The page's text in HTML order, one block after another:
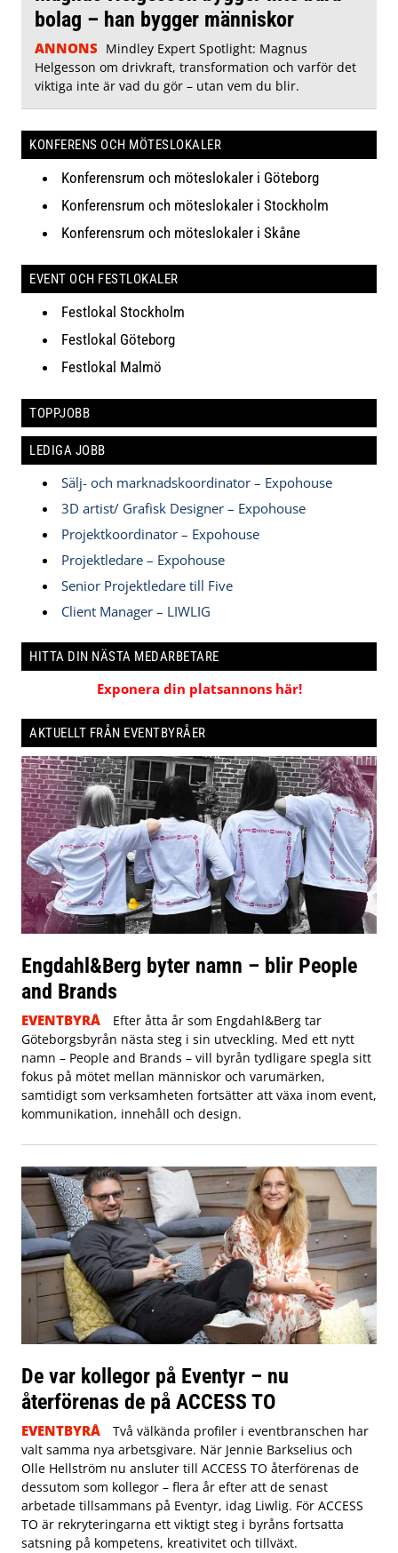
bolag – han bygger människor
ANNONS Mindley Expert Spotlight: Magnus
Helgesson om drivkraft, transformation och varför det
viktiga inte är vad du gör – utan vem du blir.
KONFERENS OCH MÖTESLOKALER
Konferensrum och möteslokaler i Göteborg
Konferensrum och möteslokaler i Stockholm
Konferensrum och möteslokaler i Skåne
EVENT OCH FESTLOKALER
Festlokal Stockholm
Festlokal Göteborg
Festlokal Malmö
TOPPJOBB
LEDIGA JOBB
Sälj- och marknadskoordinator – Expohouse
3D artist/ Grafisk Designer – Expohouse
Projektkoordinator – Expohouse
Projektledare – Expohouse
Senior Projektledare till Five
Client Manager – LIWLIG
HITTA DIN NÄSTA MEDARBETARE
Exponera din platsannons här!
AKTUELLT FRÅN EVENTBYRÅER
Engdahl&Berg byter namn – blir People
and Brands
EVENTBYRÅ
Efter åtta år som Engdahl&Berg tar
Göteborgsbyrån nästa steg i sin utveckling. Med ett nytt
namn – People and Brands – vill byrån tydligare spegla sitt
fokus på mötet mellan människor och varumärken,
samtidigt som verksamheten fortsätter att växa inom event,
kommunikation, innehåll och design.
De var kollegor på Eventyr – nu
återförenas de på ACCESS TO
EVENTBYRÅ
Två välkända profiler i eventbranschen har
valt samma nya arbetsgivare. När Jennie Barkselius och
Olle Hellström nu ansluter till ACCESS TO återförenas de
dessutom som kollegor – flera år efter att de senast
arbetade tillsammans på Eventyr, idag Liwlig. För ACCESS
TO är rekryteringarna ett viktigt steg i byråns fortsatta
satsning på kompetens, kreativitet och tillväxt.